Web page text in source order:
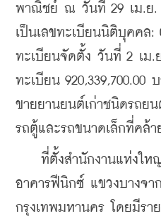
พาณิชย์ ณ วันที่ 29 เม.ย.
เป็นเลขทะเบียนนิติบุคคล:
ทะเบียนจัดตั้ง วันที่ 2 เม.
ทะเบียน 920,339,700.00
ขายยานยนต์เก่าชนิดรถย
รถตู้และรถขนาดเล็กที่คล้า
ที่ตั้งสำนักงานแห่งให
อาคารฟีนิกซ์ แขวงบางจา
กรุงเทพมหานคร โดยมีรา